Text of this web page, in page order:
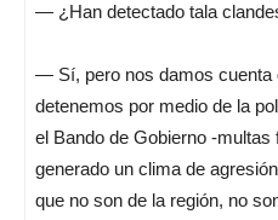
— ¿Han detectado tala
— Sí, pero nos damos cuenta
detenemos por medio de la
el Bando de Gobierno -
generado un clima de
que no son de la región, no